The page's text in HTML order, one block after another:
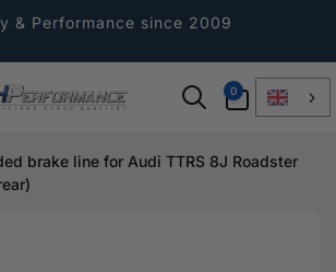
& Performance since 2009
0
Article
brake line for Audi TTRS 8J Roadster